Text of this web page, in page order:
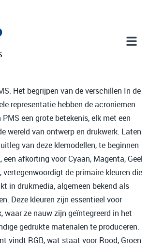
Het begrijpen van de verschillen In de
representatie hebben de acroniemen
PMS een grote betekenis, elk met een
wereld van ontwerp en drukwerk. Laten
van deze klemodellen, te beginnen
een afkorting voor Cyaan, Magenta, Geel
vertegenwoordigt de primaire kleuren die
in drukmedia, algemeen bekend als
Deze kleuren zijn essentieel voor
waar ze nauw zijn geïntegreerd in het
gedrukte materialen te produceren.
vindt RGB, wat staat voor Rood, Groen